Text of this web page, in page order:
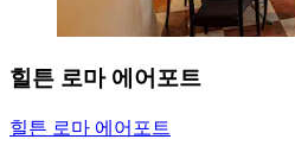
힐튼 로마 에어포트
힐튼 로마 에어포트